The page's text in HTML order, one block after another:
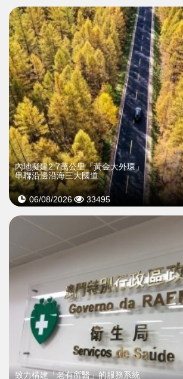
內地擬建2.7萬公里「黃金大外環」
串聯沿邊沿海三大國道
06/08/2026 33495
致力構建「老有所醫」的服務系統